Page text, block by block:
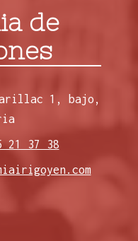
de
1, bajo,
21 37 38